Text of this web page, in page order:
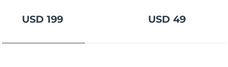
USD 199 USD 49